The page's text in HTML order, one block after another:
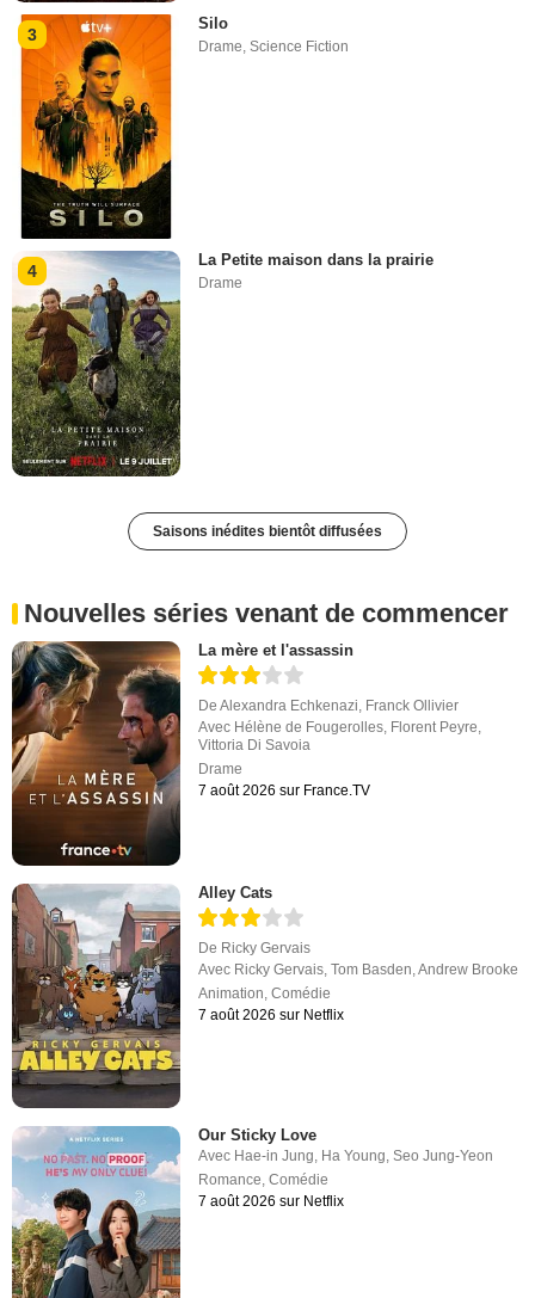
3
Silo
Drame,Science Fiction
4
La Petite maison dans la prairie
Drame
Saisons inédites bientôt diffusées
Nouvelles séries venant de commencer
La mère et l'assassin
DeAlexandra Echkenazi Franck Ollivier
Avec Hélène de Fougerolles Florent Peyre
Vittoria Di Savoia
Drame
7 août 2026 sur France.TV
Alley Cats
De Ricky Gervais
Avec Ricky Gervais,Tom Basden,Andrew Brooke
Animation,Comédie
7 août 2026 sur Netflix
Our Sticky Love
Avec Hae-in Jung, Ha Young,Seo Jung-Yeon
Romance,Comédie
7 août 2026 sur Netflix